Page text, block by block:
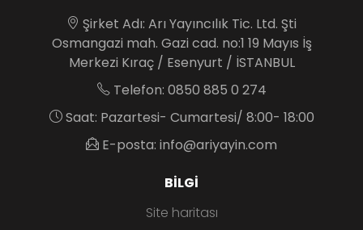
Şirket Adı: Arı Yayıncılık Tic. Ltd. Şti
Osmangazi mah. Gazi cad. no:1 19 Mayıs İş
Merkezi Kıraç / Esenyurt / İSTANBUL
Telefon: 0850 885 0 274
Saat: Pazartesi- Cumartesi/ 8:00- 18:00
E-posta: info@ariyayin.com
BILGI
Site haritası